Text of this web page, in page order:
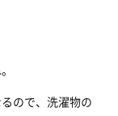
ので、洗濯物の